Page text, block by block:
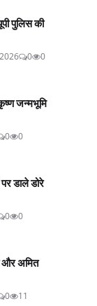
पुलिस की
0 0
जन्मभूमि
0 0
डाले डोरे
0 0
और अमित
0 11